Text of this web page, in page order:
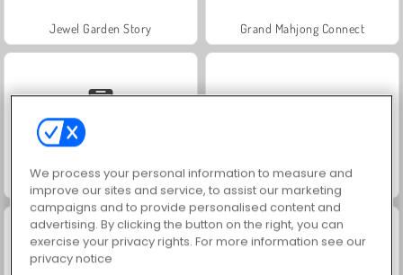
Jewel Garden Story Grand Mahjong Connect
Family Relics Scala 40
We process your personal information to measure and
improve our sites and service, to assist our marketing
campaigns and to provide personalised content and
advertising. By clicking the button on the right, you can
exercise your privacy rights. For more information see our
privacy notice